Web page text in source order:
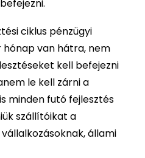
ciklus pénzügyi
van hátra, nem
kell befejezni
le kell zárni a
minden futó fejlesztés
szállítóikat a
állami